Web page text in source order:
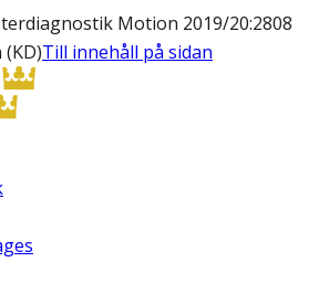
Motion 2019/20:2808
Till innehåll på sidan